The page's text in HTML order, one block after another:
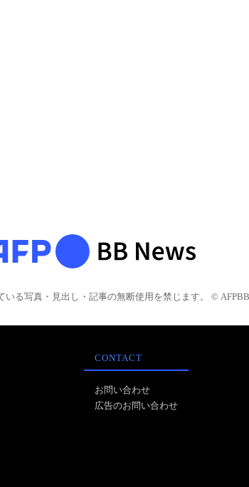
いる写真・見出し・記事の無断使用を禁じます。 © AFPBB
CONTACT
お問い合わせ
広告のお問い合わせ